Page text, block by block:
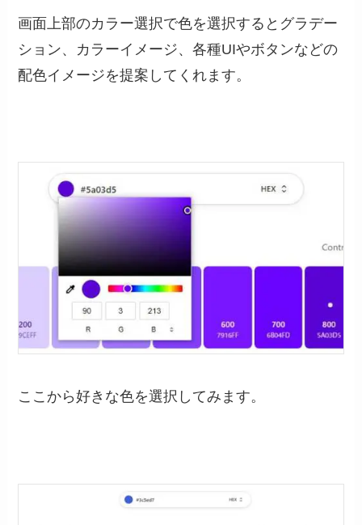
画面上部のカラー選択で色を選択するとグラデー
ション、カラーイメージ、各種UIやボタンなどの
配色イメージを提案してくれます。
ここから好きな色を選択してみます。